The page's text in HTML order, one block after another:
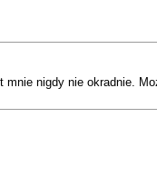
nigdy nie okradnie.